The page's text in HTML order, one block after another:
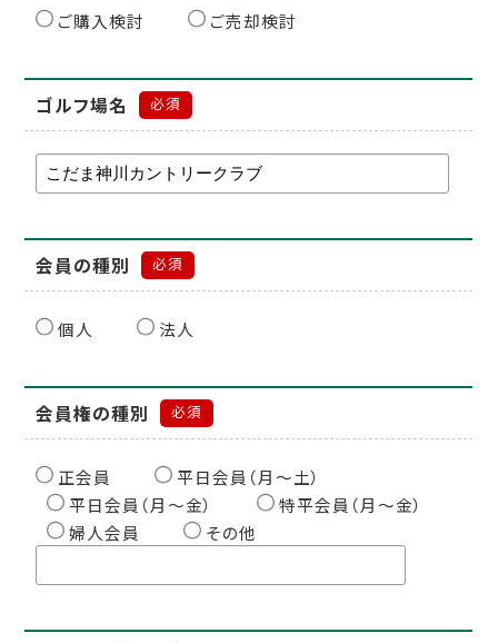
ご購入検討 ご売却検討
ゴルフ場名 必須
会員の種別 必須
個人 法人
会員権の種別 必須
正会員
平日会員（月〜土）
平日会員（月〜金）
特平会員（月〜金）
婦人会員
その他